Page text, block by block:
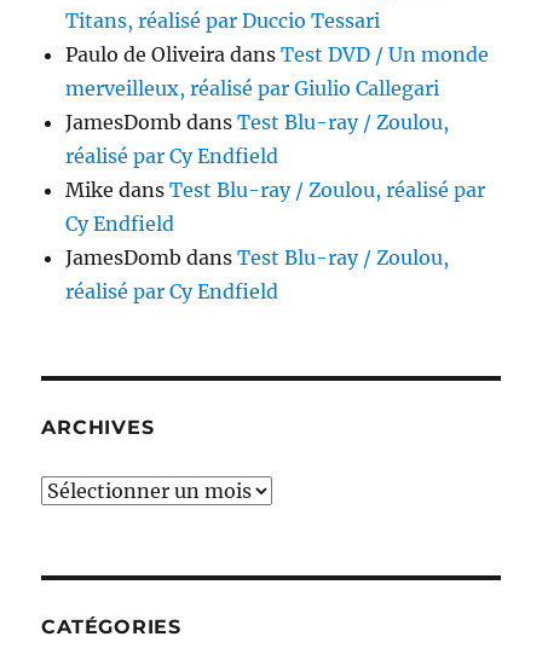
Titans, réalisé par Duccio Tessari
Paulo de Oliveira dansTest DVD / Un monde
merveilleux, réalisé par Giulio Callegari
JamesDomb dansTest Blu-ray / Zoulou,
réalisé par Cy Endfield
Mike dansTest Blu-ray / Zoulou, réalisé par
Cy Endfield
JamesDomb dansTest Blu-ray / Zoulou,
réalisé par Cy Endfield
ARCHIVES
Archives
CATÉGORIES